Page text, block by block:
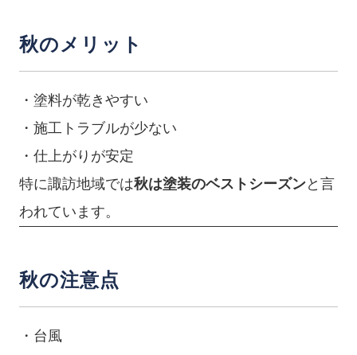
秋のメリット
・塗料が乾きやすい
・施工トラブルが少ない
・仕上がりが安定
特に諏訪地域では秋は塗装のベストシーズンと言
われています。
秋の注意点
・台風